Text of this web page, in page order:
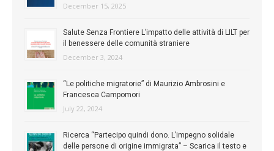
December 15, 2025
Salute Senza Frontiere L’impatto delle attività di LILT per
il benessere delle comunità straniere
December 3, 2024
“Le politiche migratorie” di Maurizio Ambrosini e
Francesca Campomori
July 22, 2024
Ricerca “Partecipo quindi dono. L’impegno solidale
delle persone di origine immigrata” – Scarica il testo e